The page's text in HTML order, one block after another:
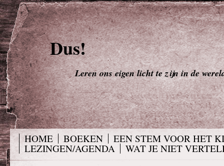
Dus!
Leren ons eigen licht te zijn in de
HOME BOEKEN
EEN STEM VOOR HET
LEZINGEN/AGENDA
WAT JE NIET